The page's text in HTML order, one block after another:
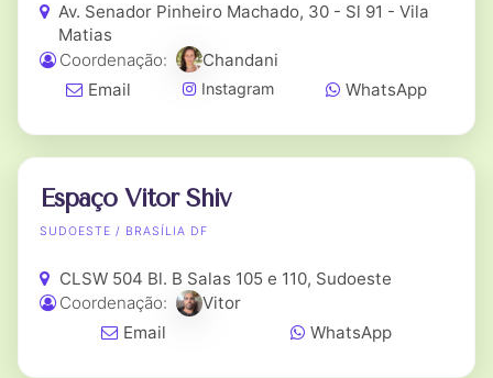
Av. Senador Pinheiro Machado, 30 - Sl 91 - Vila
Matias
Coordenação:
Chandani
Email
Instagram WhatsApp
Espaço Vitor Shiv
SUDOESTE / BRASÍLIA DF
CLSW 504 Bl. B Salas 105 e 110, Sudoeste
Coordenação:
Vitor
Email
WhatsApp